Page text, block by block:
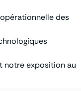
des
notre exposition au